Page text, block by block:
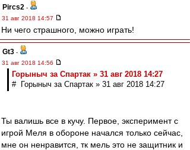
Pircs2 -
31 авг 2018 14:57
Ни чего страшного, можно играть!
Gt3 -
31 авг 2018 14:56
Горыныч за Спартак » 31 авг 2018 14:27
# Горыныч за Спартак » 31 авг 2018 14:27
Ты валишь все в кучу. Первое, эксперимент с
игрой Меля в обороне начался только сейчас,
мне он ненравится, тк мель это не защитник и